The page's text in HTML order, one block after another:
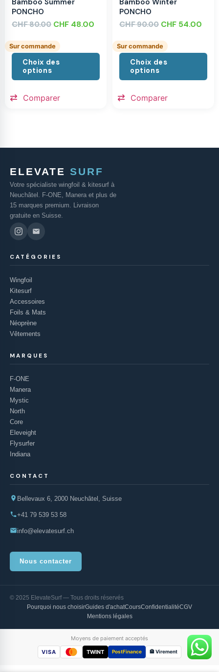
PONCHO
CHF80.00 CHF 48.00
Sur commande
Choix des
options
Comparer
PONCHO
CHF90.00 CHF 54.00
Sur commande
Choix des
options
Comparer
ELEVATE SURF
Votre spécialiste wingfoil & kitesurf à
Neuchâtel. F-ONE, Manera et plus de
15 marques premium. Livraison
gratuite en Suisse.
CATÉGORIES
Wingfoil
Kitesurf
Accessoires
Foils & Mats
Néoprène
Vêtements
MARQUES
F-ONE
Manera
Mystic
North
Core
Eleveight
Flysurfer
Indiana
CONTACT
Bellevaux 6, 2000 Neuchâtel, Suisse
+41 79 539 53 58
info@elevatesurf.ch
Nous contacter
© 2025 ElevateSurf — Tous droits réservés
Pourquoi nous choisirGuides d'achatCoursConfidentialitéCGV
Mentions légales
Moyens de paiement acceptés
VISA
TWINT PostFinance 🏦 Virement